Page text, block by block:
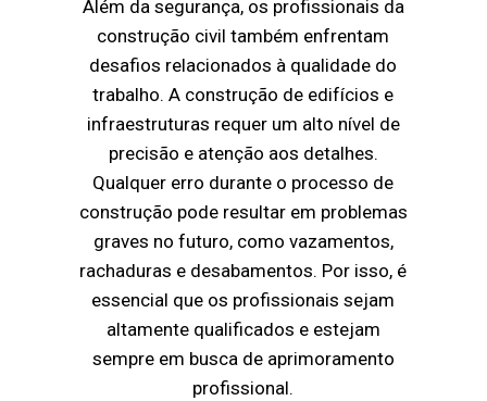
Além da segurança, os profissionais da
construção civil também enfrentam
desafios relacionados à qualidade do
trabalho. A construção de edifícios e
infraestruturas requer um alto nível de
precisão e atenção aos detalhes.
Qualquer erro durante o processo de
construção pode resultar em problemas
graves no futuro, como vazamentos,
rachaduras e desabamentos. Por isso, é
essencial que os profissionais sejam
altamente qualificados e estejam
sempre em busca de aprimoramento
profissional.